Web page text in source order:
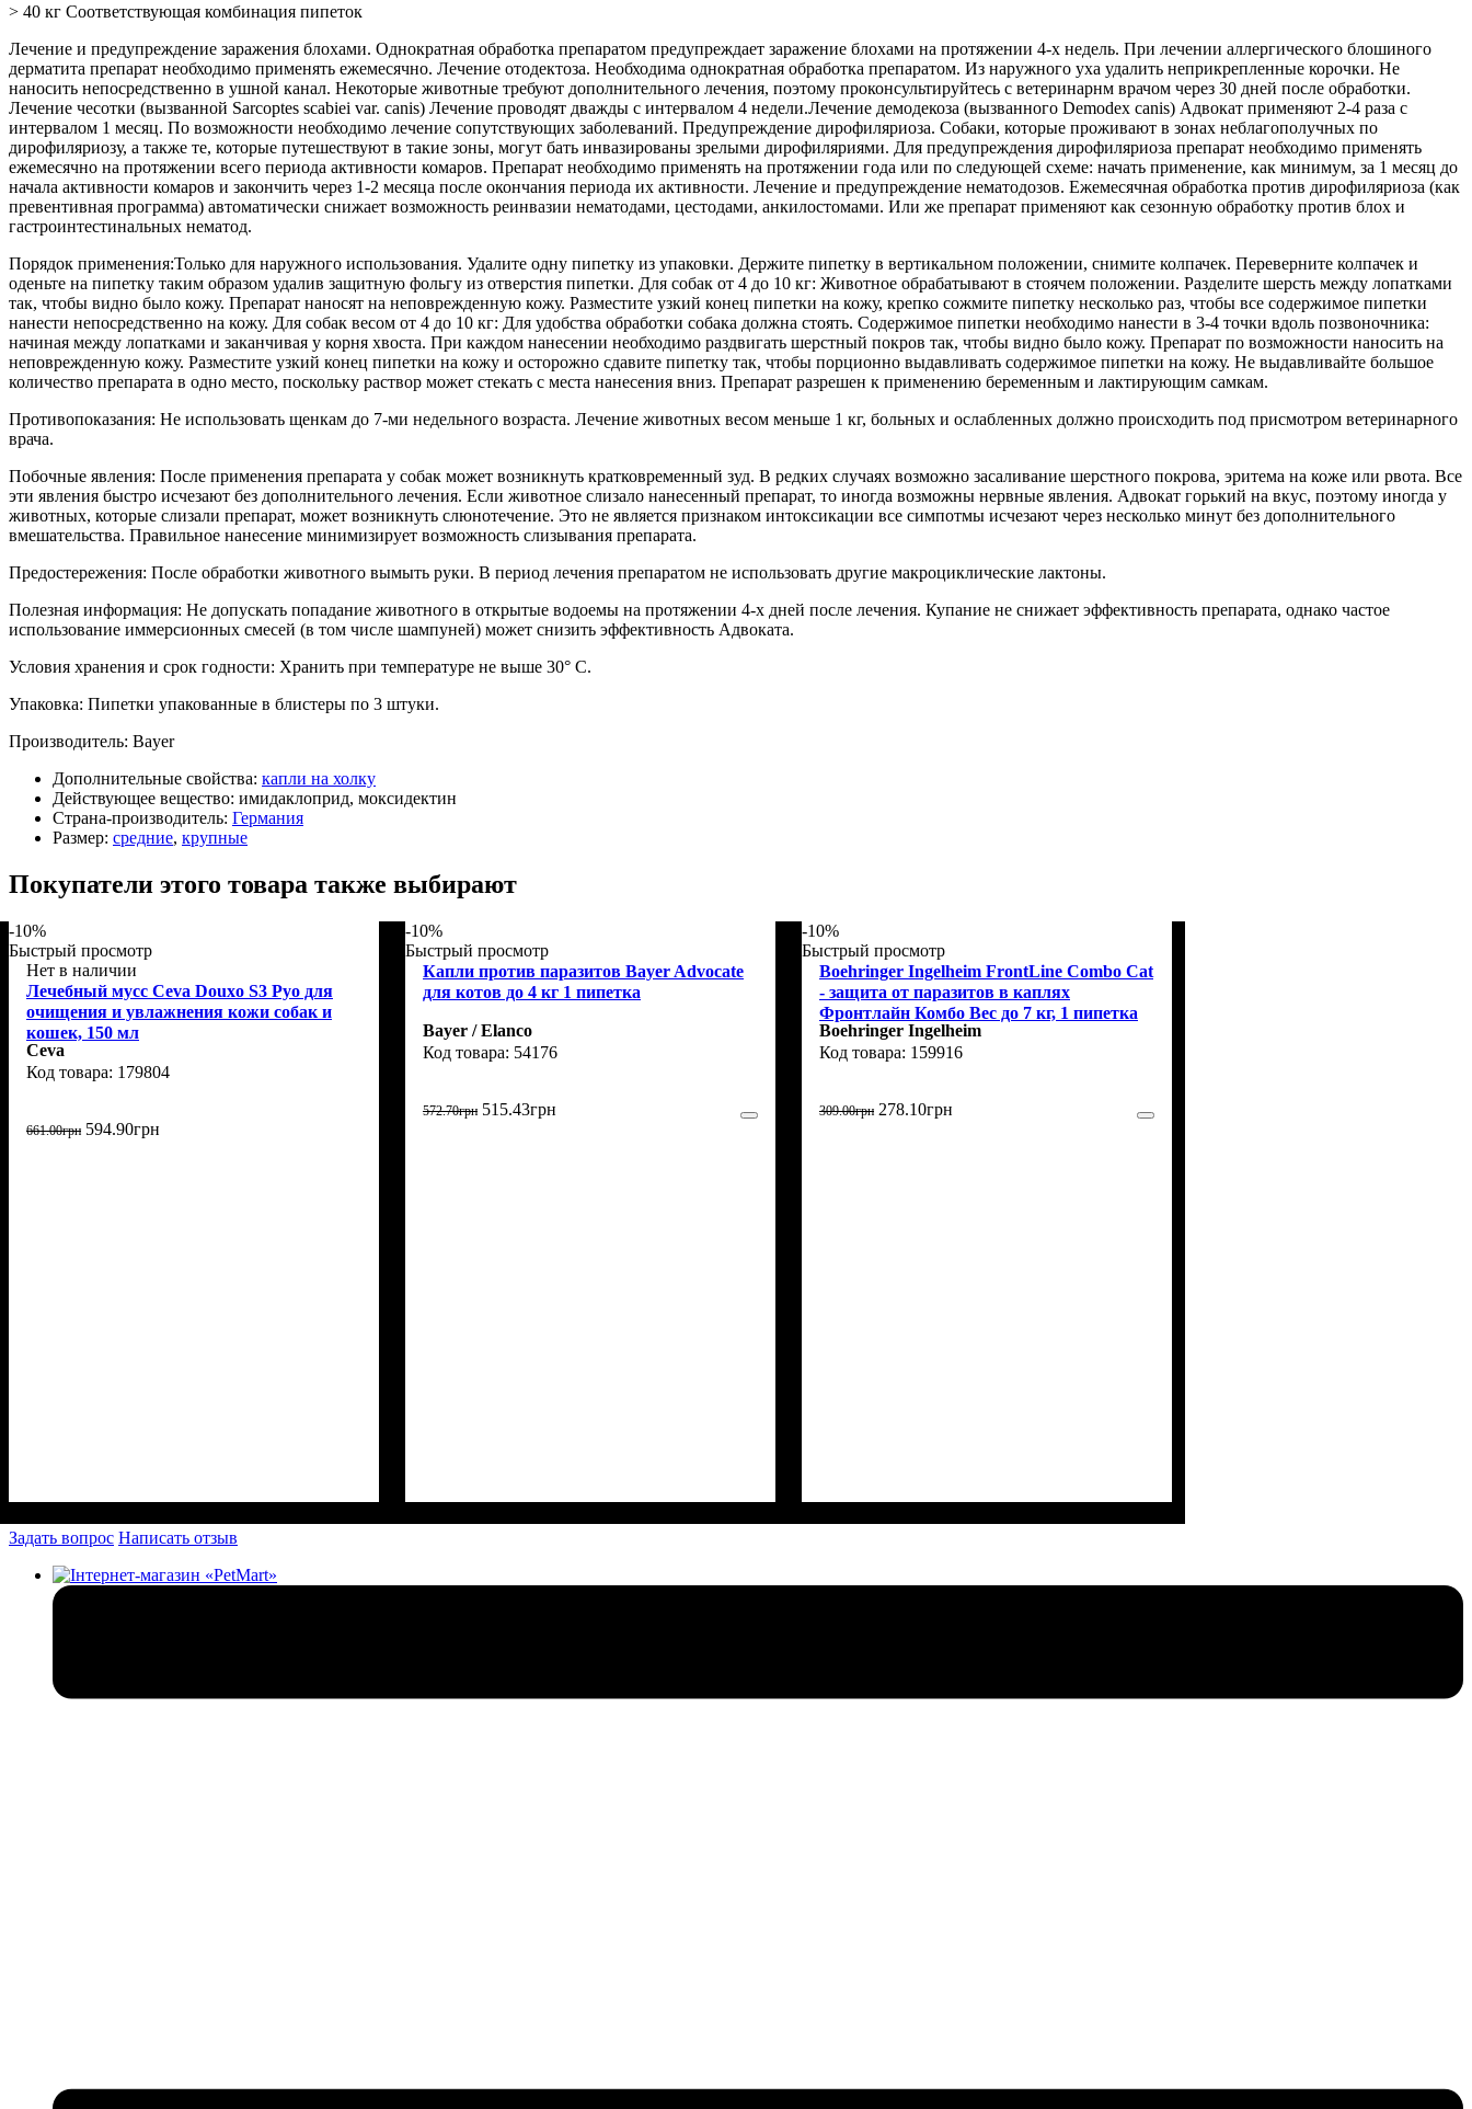
> 40 кг Соответствующая комбинация пипеток
Лечение и предупреждение заражения блохами. Однократная обработка препаратом предупреждает заражение блохами на протяжении 4-х недель. При лечении аллергического блошиного
дерматита препарат необходимо применять ежемесячно. Лечение отодектоза. Необходима однократная обработка препаратом. Из наружного уха удалить неприкрепленные корочки. Не
наносить непосредственно в ушной канал. Некоторые животные требуют дополнительного лечения, поэтому проконсультируйтесь с ветеринарнм врачом через 30 дней после обработки.
Лечение чесотки (вызванной Sarcoptes scabiei var. canis) Лечение проводят дважды с интервалом 4 недели.Лечение демодекоза (вызванного Demodex canis) Адвокат применяют 2-4 раза с
интервалом 1 месяц. По возможности необходимо лечение сопутствующих заболеваний. Предупреждение дирофиляриоза. Собаки, которые проживают в зонах неблагополучных по
дирофиляриозу, а также те, которые путешествуют в такие зоны, могут бать инвазированы зрелыми дирофиляриями. Для предупреждения дирофиляриоза препарат необходимо применять
ежемесячно на протяжении всего периода активности комаров. Препарат необходимо применять на протяжении года или по следующей схеме: начать применение, как минимум, за 1 месяц до
начала активности комаров и закончить через 1-2 месяца после окончания периода их активности. Лечение и предупреждение нематодозов. Ежемесячная обработка против дирофиляриоза (как
превентивная программа) автоматически снижает возможность реинвазии нематодами, цестодами, анкилостомами. Или же препарат применяют как сезонную обработку против блох и
гастроинтестинальных нематод.
Порядок применения:Только для наружного использования. Удалите одну пипетку из упаковки. Держите пипетку в вертикальном положении, снимите колпачек. Переверните колпачек и
оденьте на пипетку таким образом удалив защитную фольгу из отверстия пипетки. Для собак от 4 до 10 кг: Животное обрабатывают в стоячем положении. Разделите шерсть между лопатками
так, чтобы видно было кожу. Препарат наносят на неповрежденную кожу. Разместите узкий конец пипетки на кожу, крепко сожмите пипетку несколько раз, чтобы все содержимое пипетки
нанести непосредственно на кожу. Для собак весом от 4 до 10 кг: Для удобства обработки собака должна стоять. Содержимое пипетки необходимо нанести в 3-4 точки вдоль позвоночника:
начиная между лопатками и заканчивая у корня хвоста. При каждом нанесении необходимо раздвигать шерстный покров так, чтобы видно было кожу. Препарат по возможности наносить на
неповрежденную кожу. Разместите узкий конец пипетки на кожу и осторожно сдавите пипетку так, чтобы порционно выдавливать содержимое пипетки на кожу. Не выдавливайте большое
количество препарата в одно место, поскольку раствор может стекать с места нанесения вниз. Препарат разрешен к применению беременным и лактирующим самкам.
Противопоказания: Не использовать щенкам до 7-ми недельного возраста. Лечение животных весом меньше 1 кг, больных и ослабленных должно происходить под присмотром ветеринарного
врача.
Побочные явления: После применения препарата у собак может возникнуть кратковременный зуд. В редких случаях возможно засаливание шерстного покрова, эритема на коже или рвота. Все
эти явления быстро исчезают без дополнительного лечения. Если животное слизало нанесенный препарат, то иногда возможны нервные явления. Адвокат горький на вкус, поэтому иногда у
животных, которые слизали препарат, может возникнуть слюнотечение. Это не является признаком интоксикации все симпотмы исчезают через несколько минут без дополнительного
вмешательства. Правильное нанесение минимизирует возможность слизывания препарата.
Предостережения: После обработки животного вымыть руки. В период лечения препаратом не использовать другие макроциклические лактоны.
Полезная информация: Не допускать попадание животного в открытые водоемы на протяжении 4-х дней после лечения. Купание не снижает эффективность препарата, однако частое
использование иммерсионных смесей (в том числе шампуней) может снизить эффективность Адвоката.
Условия хранения и срок годности: Хранить при температуре не выше 30° С.
Упаковка: Пипетки упакованные в блистеры по 3 штуки.
Производитель: Bayer
Дополнительные свойства: капли на холку
Действующее вещество: имидаклоприд, моксидектин
Страна-производитель: Германия
Размер: средние, крупные
Покупатели этого товара также выбирают
-10%
Быстрый просмотр
Нет в наличии
Лечебный мусс Ceva Douxo S3 Pyo для
очищения и увлажнения кожи собак и
кошек, 150 мл
Ceva
179804
661.00грн 594.90грн
-10%
Быстрый просмотр
Капли против паразитов Bayer Advocate
для котов до 4 кг 1 пипетка
Bayer / Elanco
54176
572.70грн 515.43грн
-10%
Быстрый просмотр
Boehringer Ingelheim FrontLine Combo Cat
- защита от паразитов в каплях
Фронтлайн Комбо Вес до 7 кг, 1 пипетка
(159 916)
Boehringer Ingelheim
159916
309.00грн 278.10грн
Задать вопрос Написать отзыв